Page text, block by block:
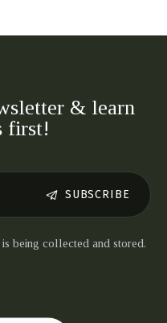
& learn
first!
SUBSCRIBE
being collected and stored.